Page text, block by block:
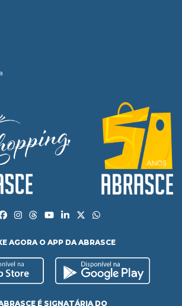
AGORA O APP DA ABRASCE
É SIGNATÁRIA DO